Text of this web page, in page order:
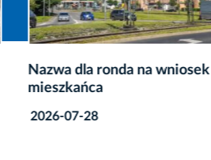
Nazwa dla ronda na wniosek
mieszkańca
2026-07-28